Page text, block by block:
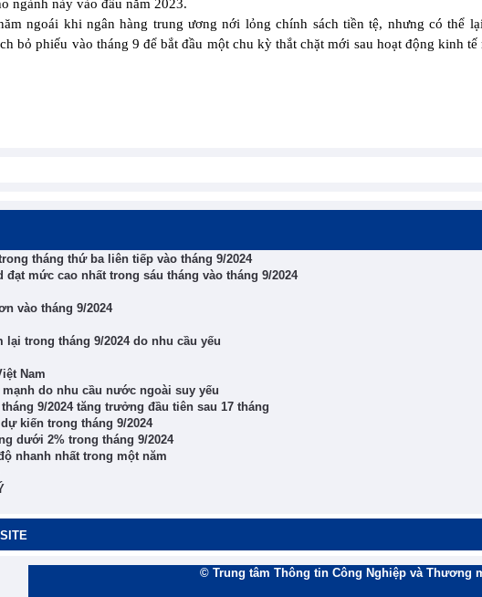
ngành này vào đầu năm 2023.
ngoái khi ngân hàng trung ương nới lỏng chính sách tiền tệ, nhưng có thể
bỏ phiếu vào tháng 9 để bắt đầu một chu kỳ thắt chặt mới sau hoạt động kinh tế
tháng thứ ba liên tiếp vào tháng 9/2024
mức cao nhất trong sáu tháng vào tháng 9/2024
vào tháng 9/2024
lại trong tháng 9/2024 do nhu cầu yếu
Nam
do nhu cầu nước ngoài suy yếu
9/2024 tăng trưởng đầu tiên sau 17 tháng
kiến trong tháng 9/2024
dưới 2% trong tháng 9/2024
nhanh nhất trong một năm
© Trung tâm Thông tin Công Nghiệp và Thương